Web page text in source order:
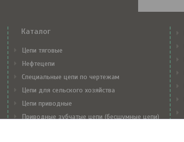
Каталог
Цепи тяговые
Нефтецепи
Специальные цепи по чертежам
Цепи для сельского хозяйства
Цепи приводные
Приводные зубчатые цепи (бесшумные цепи)